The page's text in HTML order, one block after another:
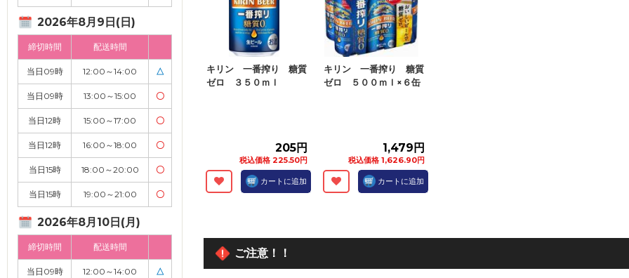
2026年8月9日(日)
締切時間 配送時間
当日09時 12:00～14:00 △
当日09時 13:00～15:00 〇
当日12時 15:00～17:00 〇
当日12時 16:00～18:00 〇
当日15時 18:00～20:00 〇
当日15時 19:00～21:00 〇
2026年8月10日(月)
締切時間 配送時間
当日09時 12:00～14:00 △
キリン 一番搾り 糖質
ゼロ ３５０ｍｌ
205円
税込価格 225.50円
カートに追加
キリン 一番搾り 糖質
ゼロ ５００ｍｌ×６缶
1,479円
税込価格 1,626.90円
カートに追加
ご注意！！